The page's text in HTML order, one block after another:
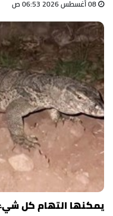
يمكنها التهام كل